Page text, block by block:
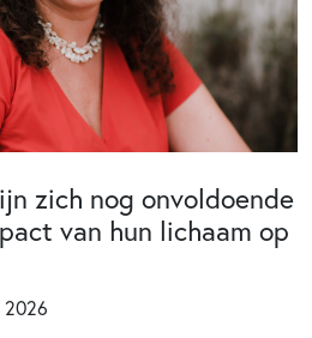
zich nog onvoldoende
van hun lichaam op